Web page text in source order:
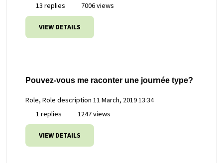
13 replies
7006 views
VIEW DETAILS
Pouvez-vous me raconter une journée type?
Role, Role description 11 March, 2019 13:34
1 replies
1247 views
VIEW DETAILS